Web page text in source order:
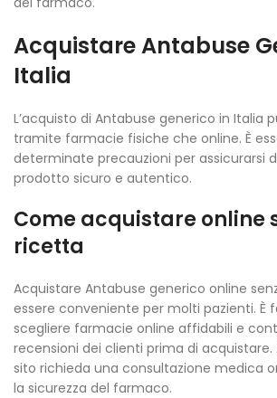
Acquistare Antabuse
Italia
L’acquisto di Antabuse generico in Italia
tramite farmacie fisiche che online. È
determinate precauzioni per assicurarsi
prodotto sicuro e autentico.
Come acquistare online
ricetta
Acquistare Antabuse generico online
essere conveniente per molti pazienti. È
scegliere farmacie online affidabili e
recensioni dei clienti prima di acquistare.
sito richieda una consultazione medica
la sicurezza del farmaco.